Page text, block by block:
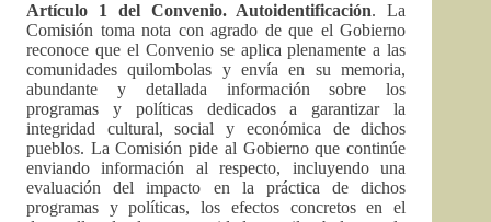
Artículo 1 del Convenio. Autoidentificación. La
Comisión toma nota con agrado de que el Gobierno
reconoce que el Convenio se aplica plenamente a las
comunidades quilombolas y envía en su memoria,
abundante y detallada información sobre los
programas y políticas dedicados a garantizar la
integridad cultural, social y económica de dichos
pueblos. La Comisión pide al Gobierno que continúe
enviando información al respecto, incluyendo una
evaluación del impacto en la práctica de dichos
programas y políticas, los efectos concretos en el